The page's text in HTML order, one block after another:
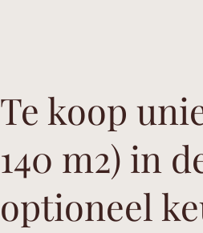
Te koop
140 m2) in
optioneel